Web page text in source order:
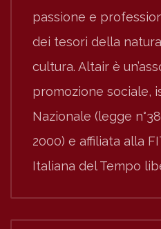
passione e
dei tesori della
cultura. Altair è
promozione sociale,
Nazionale (legge
2000) e affiliata alla
Italiana del Tempo